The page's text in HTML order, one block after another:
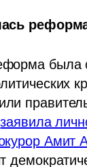
была
заявила
Амит